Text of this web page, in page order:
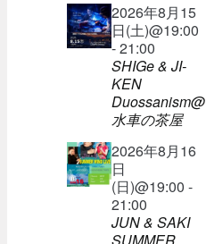
2026年8月15
日(土)@19:00
- 21:00
SHIGe & JI-
KEN
Duossanism@
水車の茶屋
2026年8月16
日
(日)@19:00 -
21:00
JUN & SAKI
SUMMER